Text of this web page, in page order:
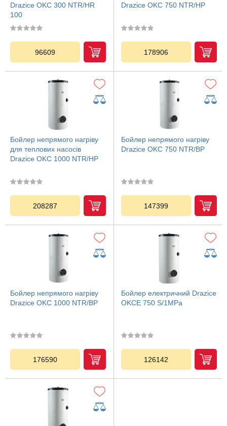
Drazice OKC 300 NTR/HR
100
96609
Drazice OKC 750 NTR/HP
178906
Бойлер непрямого нагріву
для теплових насосів
Drazice OKC 1000 NTR/HP
208287
Бойлер непрямого нагріву
Drazice OKC 750 NTR/BP
147399
Бойлер непрямого нагріву
Drazice OKC 1000 NTR/BP
176590
Бойлер електричний Drazice
OKCE 750 S/1MPa
126142